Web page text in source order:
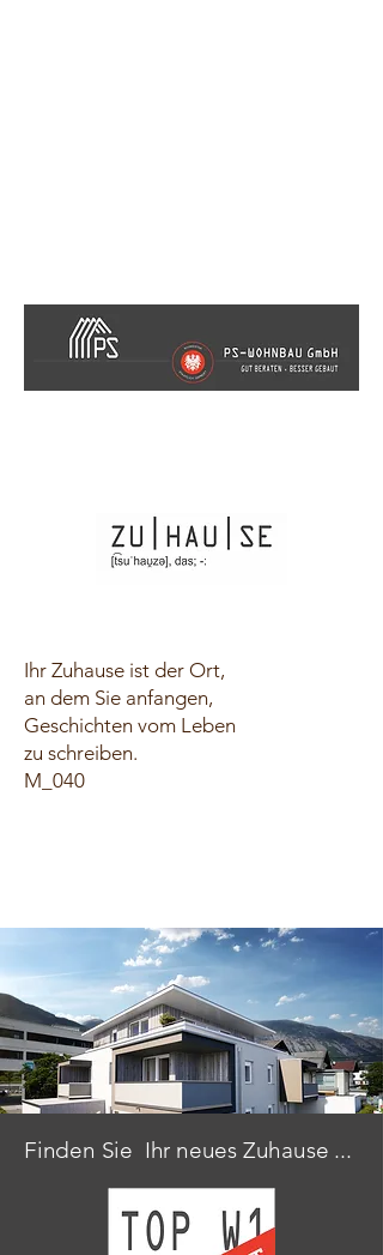
Ihr Zuhause ist der Ort,
an dem Sie anfangen,
Geschichten vom Leben
zu schreiben.
M_040
Finden Sie Ihr neues Zuhause ...